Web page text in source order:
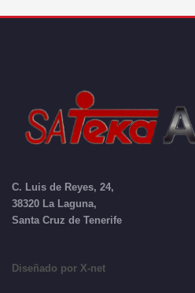
C. Luis de Reyes, 24,
38320 La Laguna,
Santa Cruz de Tenerife
Diseñado por X-net